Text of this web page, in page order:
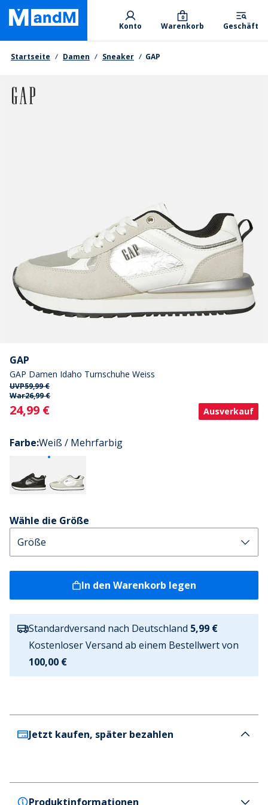
Skip
main
content
Primary departments
Konto Warenkorb
0
Geschäft
Brotkrumen
Startseite Damen Sneaker GAP
GAP
GAP Damen Idaho Turnschuhe Weiss
UVP59,99 €
War26,99 €
Current
24,99 € Ausverkauf
Farbe:Weiß / Mehrfarbig
Wähle die Größe
In den Warenkorb legen
Standardversand nach Deutschland 5,99 €
Kostenloser Versand ab einem Bestellwert von
100,00 €
Jetzt kaufen, später bezahlen
Produktinformationen